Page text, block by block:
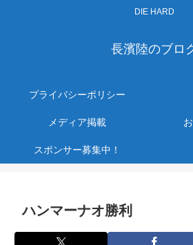
DIE HARD
長濱陸のブロ
プライバシーポリシー
メディア掲載
スポンサー募集中！
ハンマーナオ勝利